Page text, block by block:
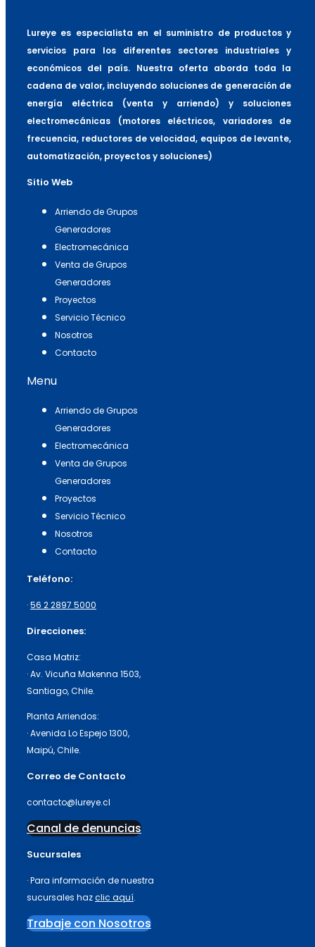
Lureye es especialista en el suministro de productos y
servicios para los diferentes sectores industriales y
económicos del país. Nuestra oferta aborda toda la
cadena de valor, incluyendo soluciones de generación de
energía eléctrica (venta y arriendo) y soluciones
electromecánicas (motores eléctricos, variadores de
frecuencia, reductores de velocidad, equipos de levante,
automatización, proyectos y soluciones)
Sitio Web
Arriendo de Grupos
Generadores
Electromecánica
Venta de Grupos
Generadores
Proyectos
Servicio Técnico
Nosotros
Contacto
Menu
Arriendo de Grupos
Generadores
Electromecánica
Venta de Grupos
Generadores
Proyectos
Servicio Técnico
Nosotros
Contacto
Teléfono:
·56 2 2897 5000
Direcciones:
Casa Matriz:
· Av. Vicuña Makenna 1503,
Santiago, Chile.
Planta Arriendos:
· Avenida Lo Espejo 1300,
Maipú, Chile.
Correo de Contacto
contacto@lureye.cl
Canal de denuncias
Sucursales
· Para información de nuestra
sucursales hazclic aquí.
Trabaje con Nosotros